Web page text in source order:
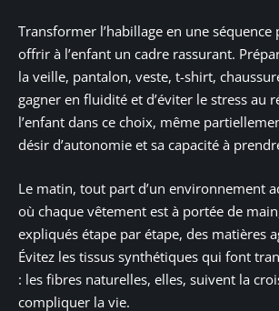
Transformer l’habillage en une séquence
offrir à l’enfant un cadre rassurant.
la veille, pantalon, veste, t-shirt,
gagner en fluidité et d’éviter le stress au
l’enfant dans ce choix, même
désir d’autonomie et sa capacité à
Le matin, tout part d’un environnement
où chaque vêtement est à portée de
expliqués étape par étape, des matières
Évitez les tissus synthétiques qui font
: les fibres naturelles, elles, suivent la
compliquer la vie.